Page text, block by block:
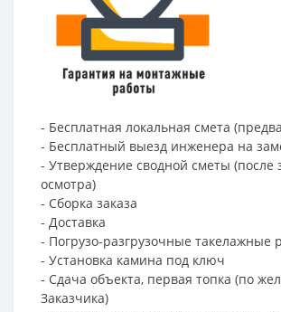
- Бесплатная локальная смета
- Бесплатный выезд инженера на
- Утверждение сводной сметы (после
осмотра)
- Сборка заказа
- Доставка
- Погрузо-разгрузочные такелажные
- Установка камина под ключ
- Сдача объекта, первая топка (по
Заказчика)